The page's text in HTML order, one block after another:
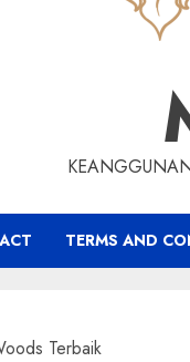
TERMS AND
Terbaik